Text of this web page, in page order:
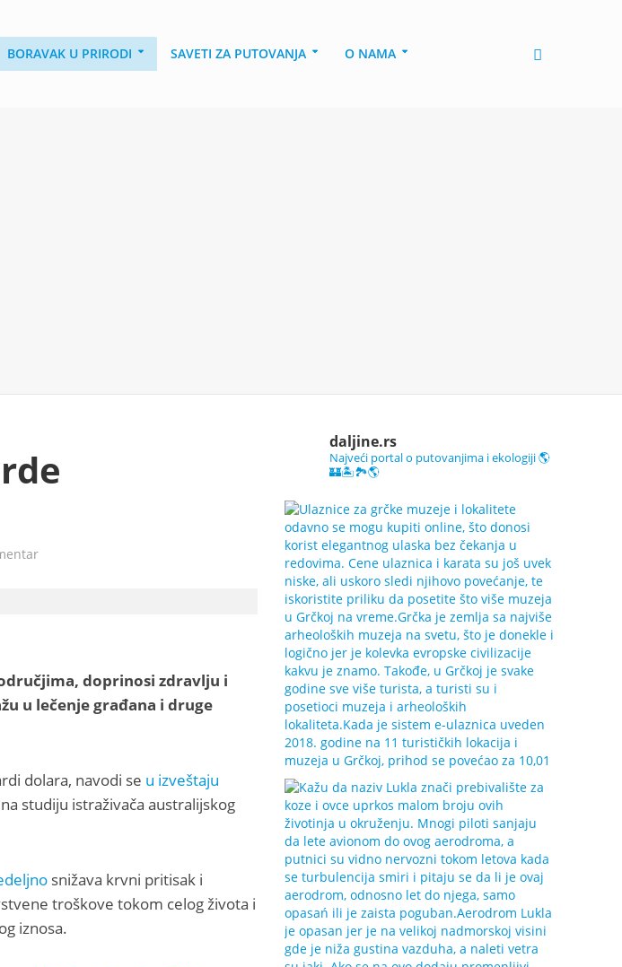
BORAVAK U PRIRODI SAVETI ZA PUTOVANJA O NAMA
doprinosi zdravlju i
u lečenje građana i druge
dolara, navodi se u izveštaju
studiju istraživača australijskog
snižava krvni pritisak i
troškove tokom celog života i
iznosa.
daljine.rs
Najveći portal o putovanjima i ekologiji 🌎
🏰🏝️🏞️🌎